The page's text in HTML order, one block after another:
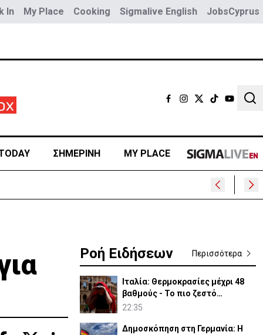
In My Place Cooking Sigmalive English JobsCyprus
ΣΗΜΕΡΙΝΗ MY PLACE
Ροή Ειδήσεων Περισσότερα
Ιταλία: Θερμοκρασίες μέχρι 48
βαθμούς - Το πιο ζεστό
καλοκαίρι των 100 χρόνων
22:35
Δημοσκόπηση στη Γερμανία: Η